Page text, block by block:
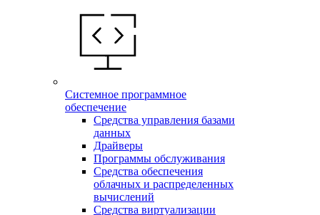
Системное программное
обеспечение
Средства управления базами
данных
Драйверы
Программы обслуживания
Средства обеспечения
облачных и распределенных
вычислений
Средства виртуализации